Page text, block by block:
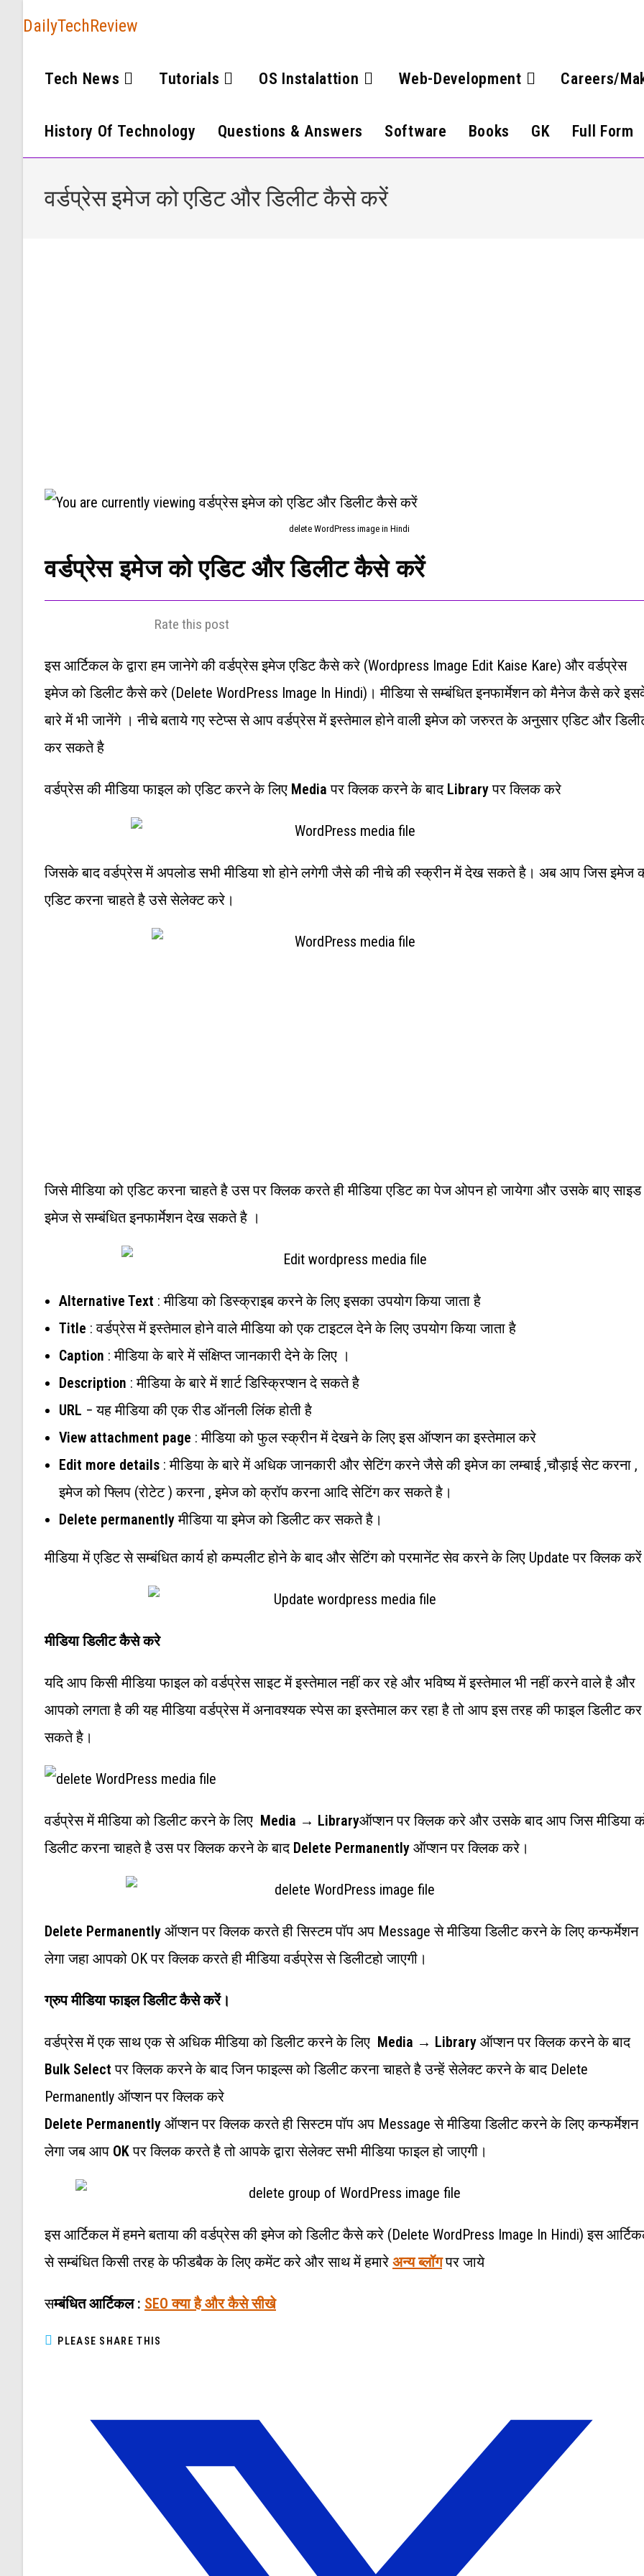
DailyTechReview
Tech News Tutorials OS Instalattion Web-Development Careers/
History Of Technology Questions & Answers Software Books GK Full Form
वर्डप्रेस इमेज को एडिट और डिलीट कैसे करें
delete WordPress image in Hindi
वर्डप्रेस इमेज को एडिट और डिलीट कैसे करें
Rate this post
इस आर्टिकल के द्वारा हम जानेगे की वर्डप्रेस इमेज एडिट कैसे करे (wordpress Image Edit Kaise Kare) और वर्डप्रेस
इमेज को डिलीट कैसे करे (delete WordPress Image In Hindi)। मीडिया से सम्बंधित इनफार्मेशन को मैनेज कैसे करे
बारे में भी जानेंगे । नीचे बताये गए स्टेप्स से आप वर्डप्रेस में इस्तेमाल होने वाली इमेज को जरुरत के अनुसार एडिट और
कर सकते है
वर्डप्रेस की मीडिया फाइल को एडिट करने के लिए Media पर क्लिक करने के बाद Libraryपर क्लिक करे
जिसके बाद वर्डप्रेस में अपलोड सभी मीडिया शो होने लगेगी जैसे की नीचे की स्क्रीन में देख सकते है। अब आप जिस इमेज
एडिट करना चाहते है उसे सेलेक्ट करे।
जिसे मीडिया को एडिट करना चाहते है उस पर क्लिक करते ही मीडिया एडिट का पेज ओपन हो जायेगा और उसके बाए
इमेज से सम्बंधित इनफार्मेशन देख सकते है ।
Alternative Text : मीडिया को डिस्क्राइब करने के लिए इसका उपयोग किया जाता है
Title : वर्डप्रेस में इस्तेमाल होने वाले मीडिया को एक टाइटल देने के लिए उपयोग किया जाता है
Caption : मीडिया के बारे में संक्षिप्त जानकारी देने के लिए ।
Description : मीडिया के बारे में शार्ट डिस्क्रिप्शन दे सकते है
URL − यह मीडिया की एक रीड ऑनली लिंक होती है
View attachment page : मीडिया को फुल स्क्रीन में देखने के लिए इस ऑप्शन का इस्तेमाल करे
Edit more details : मीडिया के बारे में अधिक जानकारी और सेटिंग करने जैसे की इमेज का लम्बाई ,चौड़ाई सेट करना ,
इमेज को फ्लिप (रोटेट ) करना , इमेज को क्रॉप करना आदि सेटिंग कर सकते है।
Delete permanentlyमीडिया या इमेज को डिलीट कर सकते है।
मीडिया में एडिट से सम्बंधित कार्य हो कम्पलीट होने के बाद और सेटिंग को परमानेंट सेव करने के लिए Update पर क्लिक करें
मीडिया डिलीट कैसे करे
यदि आप किसी मीडिया फाइल को वर्डप्रेस साइट में इस्तेमाल नहीं कर रहे और भविष्य में इस्तेमाल भी नहीं करने वाले है और
आपको लगता है की यह मीडिया वर्डप्रेस में अनावश्यक स्पेस का इस्तेमाल कर रहा है तो आप इस तरह की फाइल डिलीट कर
सकते है।
वर्डप्रेस में मीडिया को डिलीट करने के लिए Media → Libraryऑप्शन पर क्लिक करे और उसके बाद आप जिस मीडिया
डिलीट करना चाहते है उस पर क्लिक करने के बाद Delete Permanently ऑप्शन पर क्लिक करे।
Delete Permanently ऑप्शन पर क्लिक करते ही सिस्टम पॉप अप Message से मीडिया डिलीट करने के लिए कन्फर्मेशन
लेगा जहा आपको OK पर क्लिक करते ही मीडिया वर्डप्रेस से डिलीटहो जाएगी।
ग्रुप मीडिया फाइल डिलीट कैसे करें।
वर्डप्रेस में एक साथ एक से अधिक मीडिया को डिलीट करने के लिए Media → Library ऑप्शन पर क्लिक करने के बाद
Bulk Select पर क्लिक करने के बाद जिन फाइल्स को डिलीट करना चाहते है उन्हें सेलेक्ट करने के बाद Delete
Permanently ऑप्शन पर क्लिक करे
Delete Permanently ऑप्शन पर क्लिक करते ही सिस्टम पॉप अप Message से मीडिया डिलीट करने के लिए कन्फर्मेशन
लेगा जब आप OKपर क्लिक करते है तो आपके द्वारा सेलेक्ट सभी मीडिया फाइल हो जाएगी।
इस आर्टिकल में हमने बताया की वर्डप्रेस की इमेज को डिलीट कैसे करे (delete WordPress Image In Hindi) इस
से सम्बंधित किसी तरह के फीडबैक के लिए कमेंट करे और साथ में हमारे अन्य ब्लॉगपर जाये
सम्बंधित आर्टिकल : SEO क्या है और कैसे सीखे
PLEASE SHARE THIS